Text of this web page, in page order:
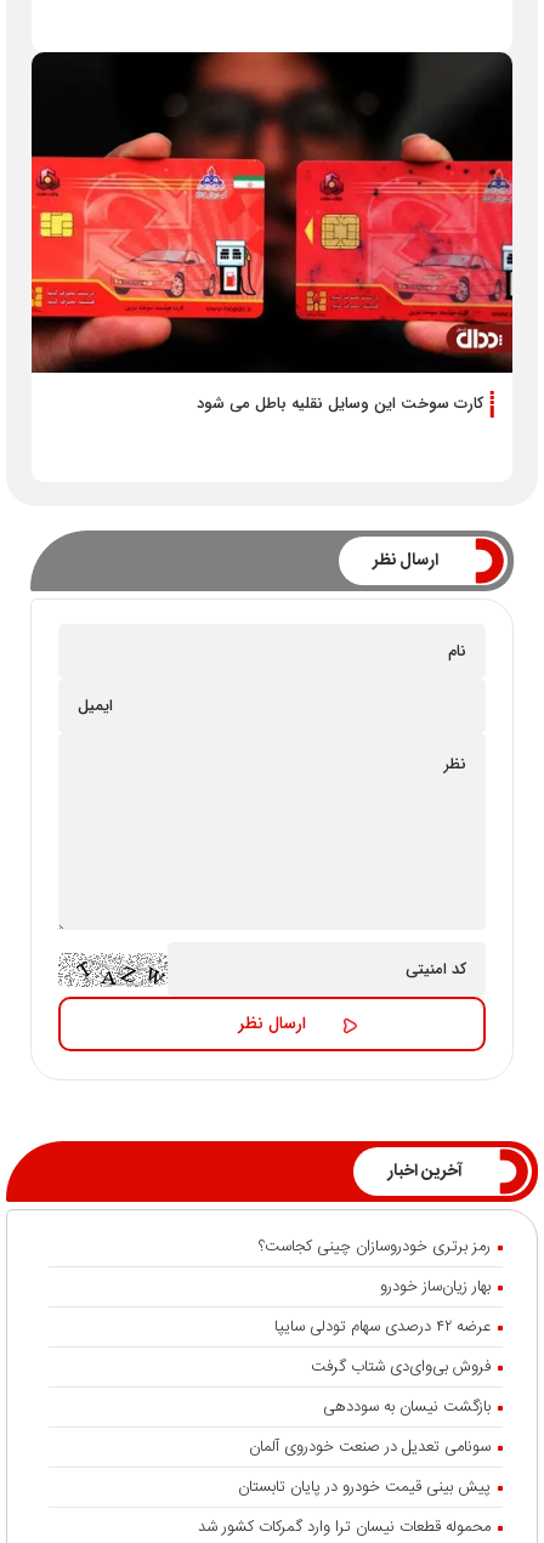
کارت سوخت این وسایل نقلیه‌ باطل می شود
ارسال نظر
آخرین اخبار
رمز برتری خودروسازان چینی کجاست؟
بهار زیان‌ساز خودرو
عرضه ۴۲ درصدی سهام تودلی سایپا
فروش بی‌وای‌دی شتاب گرفت
بازگشت نیسان به سوددهی
سونامی تعدیل در صنعت خودروی آلمان
پیش بینی قیمت خودرو در پایان تابستان
محموله قطعات نیسان ترا وارد گمرکات کشور شد